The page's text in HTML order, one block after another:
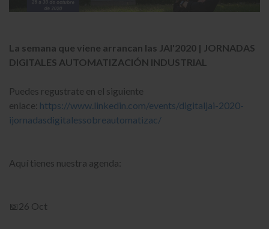
La semana que viene arrancan las JAI'2020 | JORNADAS
DIGITALES AUTOMATIZACIÓN INDUSTRIAL
Puedes regustrate en el siguiente
enlace: https://www.linkedin.com/events/digitaljai-2020-
ijornadasdigitalessobreautomatizac/
Aquí tienes nuestra agenda:
📅26 Oct